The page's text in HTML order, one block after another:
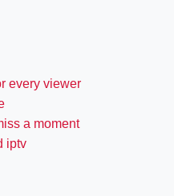
every viewer
a moment
iptv